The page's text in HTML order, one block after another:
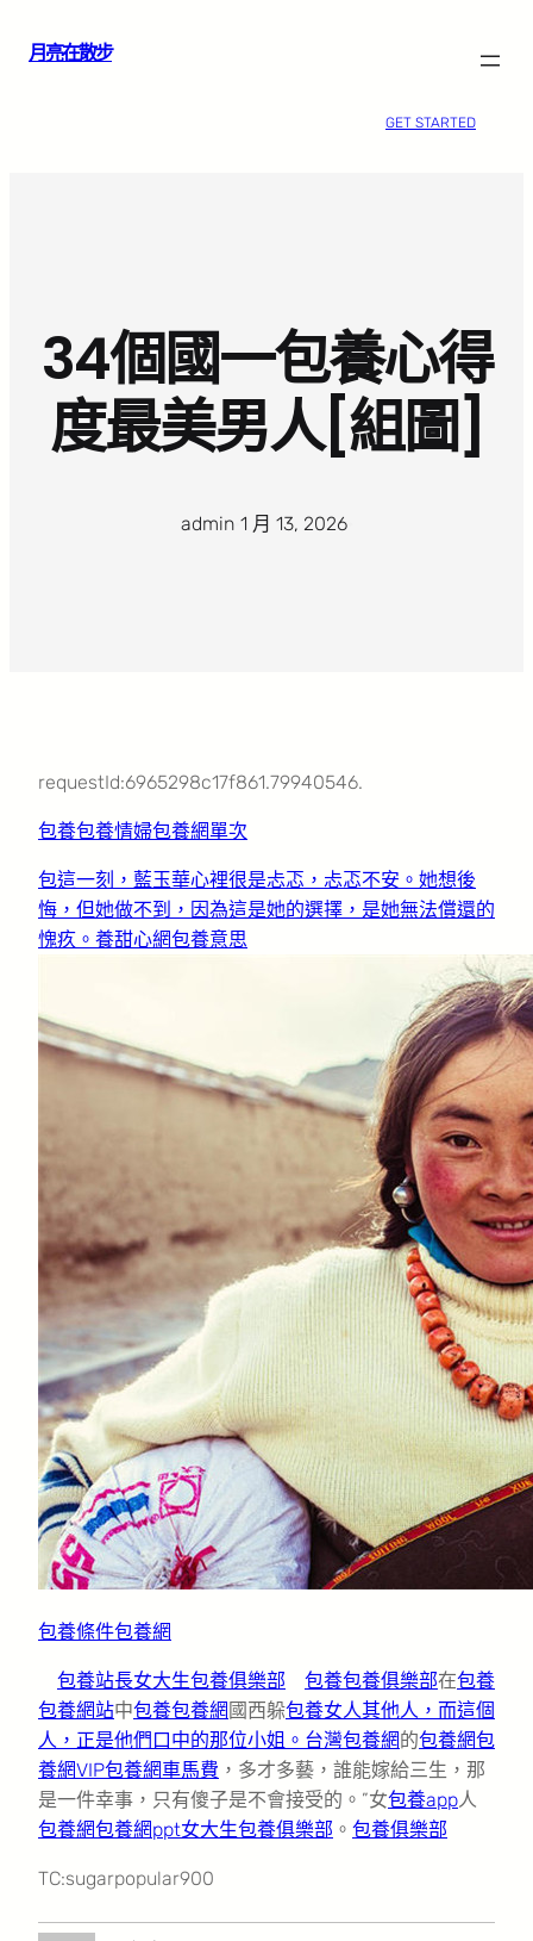
月亮在散步
GET STARTED
34個國一包養心得
度最美男人[組圖]
admin· 1 月 13, 2026·
requestId:6965298c17f861.79940546.
包養包養情婦包養網單次
包這一刻，藍玉華心裡很是忐忑，忐忑不安。她想後
悔，但她做不到，因為這是她的選擇，是她無法償還的
愧疚。養甜心網包養意思
包養條件包養網
包養站長女大生包養俱樂部 包養包養俱樂部在包養
包養網站中包養包養網 國西躲包養女人其他人，而這個
人，正是他們口中的那位小姐。 台灣包養網的包養網包
養網VIP包養網車馬費 ，多才多藝，誰能嫁給三生，那
是一件幸事，只有傻子是不會接受的。”女包養app人
包養網包養網ppt女大生包養俱樂部 。 包養俱樂部
TC:sugarpopular900